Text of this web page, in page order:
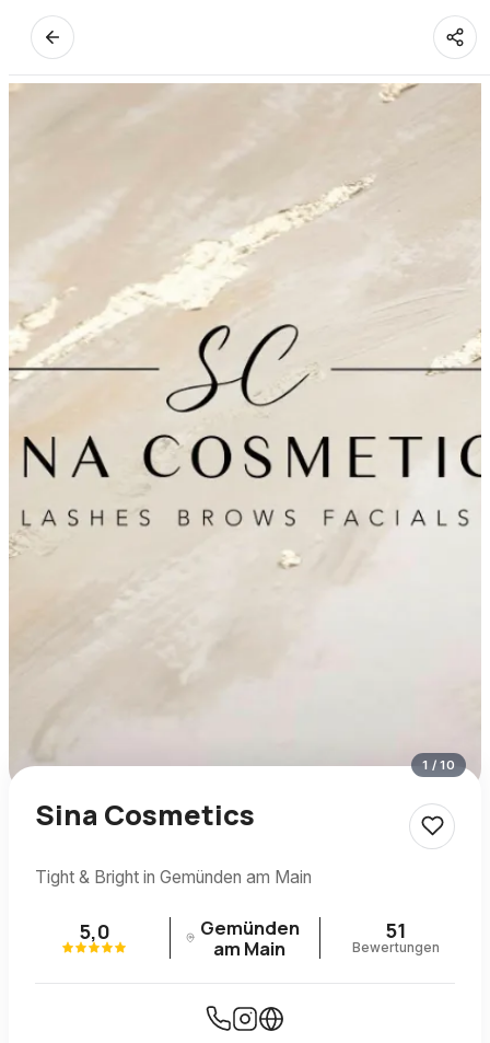
1 /10
Sina Cosmetics
Tight & Bright in Gemünden am Main
5,0
Gemünden
am Main
51
Bewertungen